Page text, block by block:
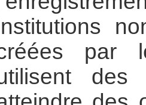
par
des